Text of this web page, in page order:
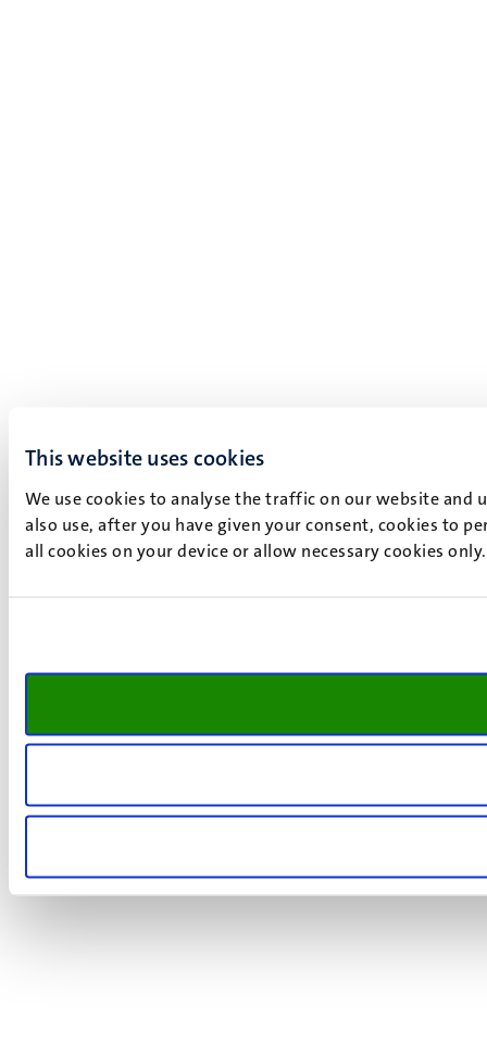
This website uses cookies
We use cookies to analyse the traffic on our website and
also use, after you have given your consent, cookies to
all cookies on your device or allow necessary cookies